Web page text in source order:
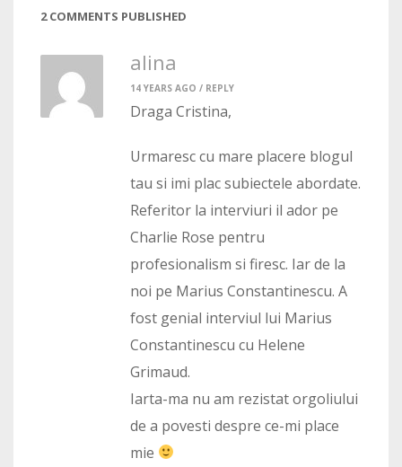
2 COMMENTS PUBLISHED
alina
14 YEARS AGO / REPLY
Draga Cristina,
Urmaresc cu mare placere blogul
tau si imi plac subiectele abordate.
Referitor la interviuri il ador pe
Charlie Rose pentru
profesionalism si firesc. Iar de la
noi pe Marius Constantinescu. A
fost genial interviul lui Marius
Constantinescu cu Helene
Grimaud.
Iarta-ma nu am rezistat orgoliului
de a povesti despre ce-mi place
mie